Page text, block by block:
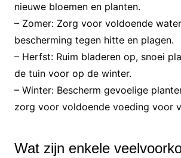
nieuwe bloemen en planten.
– Zomer: Zorg voor voldoende
bescherming tegen hitte en plagen.
– Herfst: Ruim bladeren op, snoei
de tuin voor op de winter.
– Winter: Bescherm gevoelige
zorg voor voldoende voeding voor
Wat zijn enkele